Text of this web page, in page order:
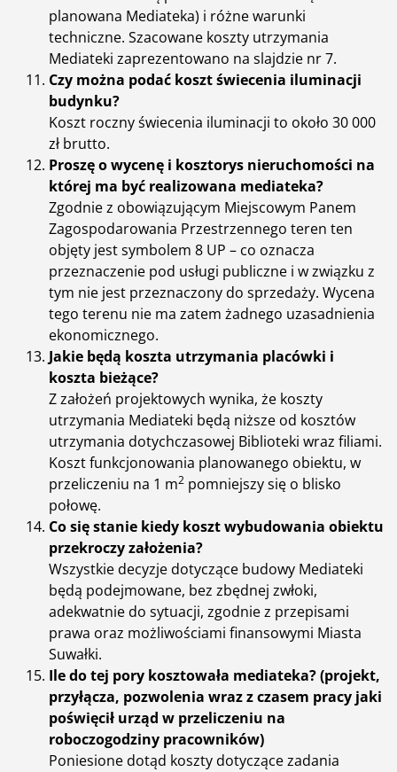
planowana Mediateka) i różne warunki
techniczne. Szacowane koszty utrzymania
Mediateki zaprezentowano na slajdzie nr 7.
Czy można podać koszt świecenia iluminacji
budynku?
Koszt roczny świecenia iluminacji to około 30 000
zł brutto.
Proszę o wycenę i kosztorys nieruchomości na
której ma być realizowana mediateka?
Zgodnie z obowiązującym Miejscowym Panem
Zagospodarowania Przestrzennego teren ten
objęty jest symbolem 8 UP – co oznacza
przeznaczenie pod usługi publiczne i w związku z
tym nie jest przeznaczony do sprzedaży. Wycena
tego terenu nie ma zatem żadnego uzasadnienia
ekonomicznego.
Jakie będą koszta utrzymania placówki i
koszta bieżące?
Z założeń projektowych wynika, że koszty
utrzymania Mediateki będą niższe od kosztów
utrzymania dotychczasowej Biblioteki wraz filiami.
Koszt funkcjonowania planowanego obiektu, w
przeliczeniu na 1 m2 pomniejszy się o blisko
połowę.
Co się stanie kiedy koszt wybudowania obiektu
przekroczy założenia?
Wszystkie decyzje dotyczące budowy Mediateki
będą podejmowane, bez zbędnej zwłoki,
adekwatnie do sytuacji, zgodnie z przepisami
prawa oraz możliwościami finansowymi Miasta
Suwałki.
Ile do tej pory kosztowała mediateka? (projekt,
przyłącza, pozwolenia wraz z czasem pracy jaki
poświęcił urząd w przeliczeniu na
roboczogodziny pracowników)
Poniesione dotąd koszty dotyczące zadania